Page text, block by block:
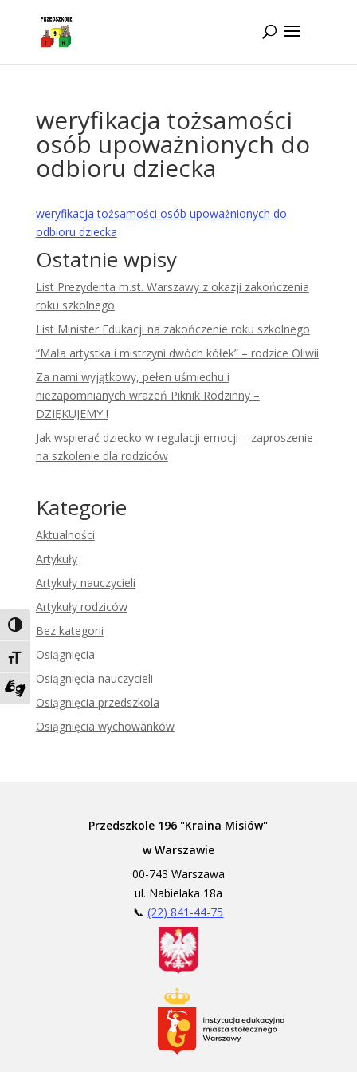
Toggle High Contrast
Toggle Font size
Zadzwoń do tłumacza języka migowego
weryfikacja tożsamości
osób upoważnionych do
odbioru dziecka
weryfikacja tożsamości osób upoważnionych do
odbioru dziecka
Ostatnie wpisy
List Prezydenta m.st. Warszawy z okazji zakończenia
roku szkolnego
List Minister Edukacji na zakończenie roku szkolnego
“Mała artystka i mistrzyni dwóch kółek” – rodzice Oliwii
Za nami wyjątkowy, pełen uśmiechu i
niezapomnianych wrażeń Piknik Rodzinny –
DZIĘKUJEMY !
Jak wspierać dziecko w regulacji emocji – zaproszenie
na szkolenie dla rodziców
Kategorie
Aktualności
Artykuły
Artykuły nauczycieli
Artykuły rodziców
Bez kategorii
Osiągnięcia
Osiągnięcia nauczycieli
Osiągnięcia przedszkola
Osiągnięcia wychowanków
Przedszkole 196 "Kraina Misiów"
w Warszawie
00-743 Warszawa
ul. Nabielaka 18a
📞(22) 841-44-75